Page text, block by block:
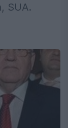
SUA.